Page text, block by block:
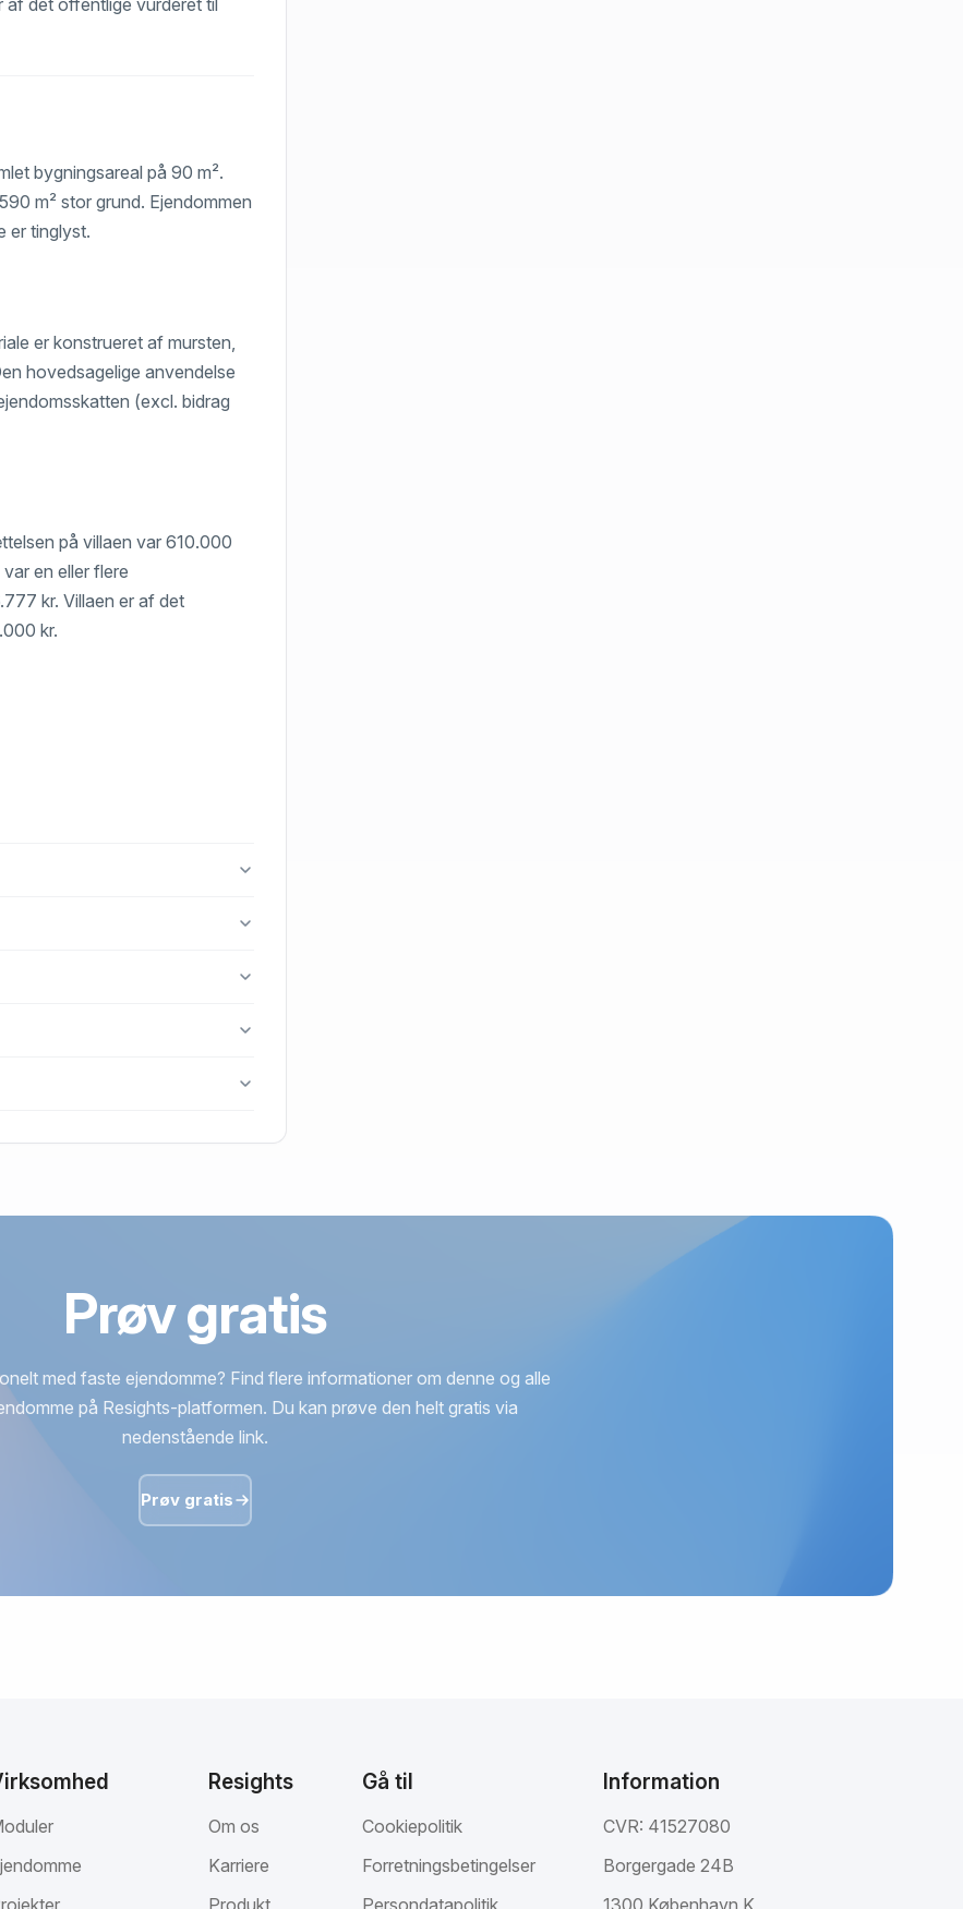
bygningsareal på 90 m².
m² stor grund. Ejendommen
er tinglyst.
er konstrueret af mursten,
hovedsagelige anvendelse
(excl. bidrag
på villaen var 610.000
en eller flere
kr. Villaen er af det
kr.
Prøv gratis
med faste ejendomme? Find flere informationer om denne og alle
på Resights-platformen. Du kan prøve den helt gratis via
nedenstående link.
Prøv gratis
Resights
Om os
Karriere
Gå til
Cookiepolitik
Forretningsbetingelser
Information
CVR: 41527080
Borgergade 24B